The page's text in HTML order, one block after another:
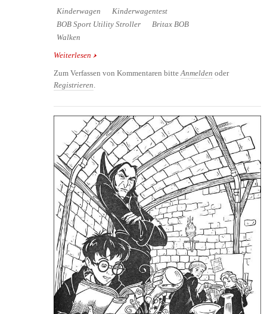
Kinderwagen
Kinderwagentest
BOB Sport Utility Stroller
Britax BOB
Walken
Weiterlesen über Kinderwagen-Praxistest: BOB Sport Utility
Zum Verfassen von Kommentaren bitte Anmelden oder
Registrieren